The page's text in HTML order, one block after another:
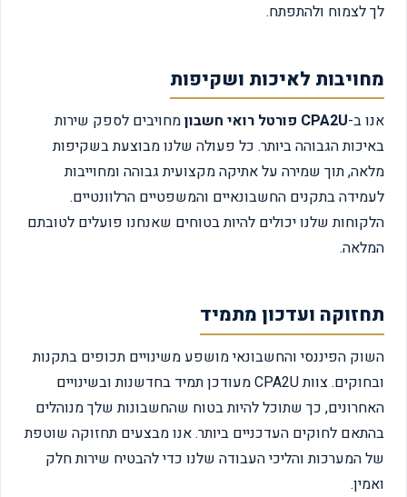
לך לצמוח ולהתפתח.
מחויבות לאיכות ושקיפות
אנו ב-CPA2U פורטל רואי חשבון
מחויבים לספק שירות
באיכות הגבוהה ביותר. כל פעולה שלנו מבוצעת בשקיפות
מלאה, תוך שמירה על אתיקה מקצועית גבוהה ומחוייבות
לעמידה בתקנים החשבונאיים והמשפטיים הרלוונטיים.
הלקוחות שלנו יכולים להיות בטוחים שאנחנו פועלים לטובתם
המלאה.
תחזוקה ועדכון מתמיד
השוק הפיננסי והחשבונאי מושפע משינויים תכופים בתקנות
ובחוקים. צוות CPA2U מעודכן תמיד בחדשנות ובשינויים
האחרונים, כך שתוכל להיות בטוח שהחשבונות שלך מנוהלים
בהתאם לחוקים העדכניים ביותר. אנו מבצעים תחזוקה שוטפת
של המערכות והליכי העבודה שלנו כדי להבטיח שירות חלק
ואמין.